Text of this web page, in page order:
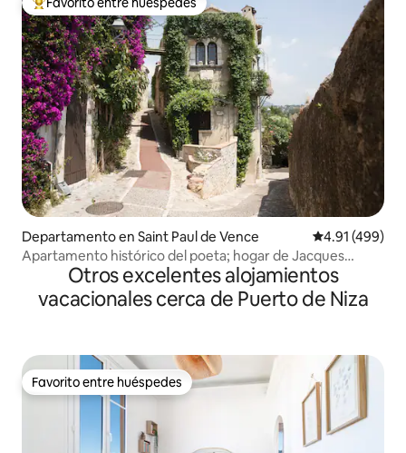
De los mejores en Favorito entre huéspedes
Departamento en Saint Paul de Vence Calificación
4.91 (499)
Apartamento histórico del poeta; hogar de Jacques
PrevertOtros excelentes alojamientos
vacacionales cerca de Puerto de Niza
Favorito entre huéspedes
Favorito entre huéspedes